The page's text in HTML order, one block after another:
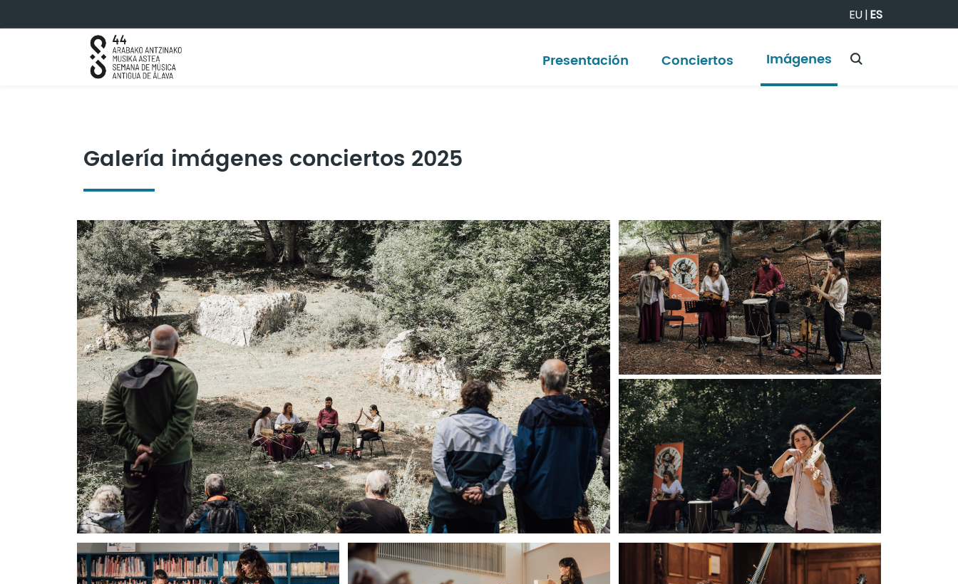
EU|ES
Presentación Conciertos Imágenes
Galería imágenes conciertos 2025